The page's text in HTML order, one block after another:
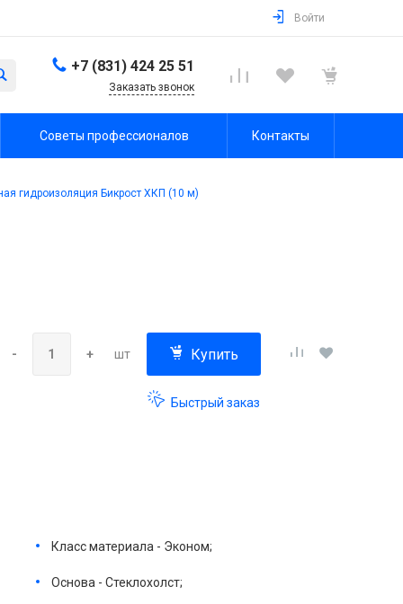
Войти
+7 (831) 424 25 51
Заказать звонок
Советы профессионалов Контакты
гидроизоляция Бикрост ХКП (10 м)
- + шт Купить
Быстрый заказ
Класс материала - Эконом;
Основа - Стеклохолст;